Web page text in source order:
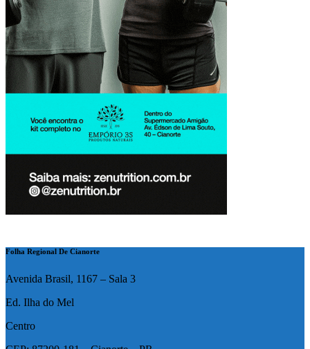
Folha Regional De Cianorte
Avenida Brasil, 1167 – Sala 3
Ed. Ilha do Mel
Centro